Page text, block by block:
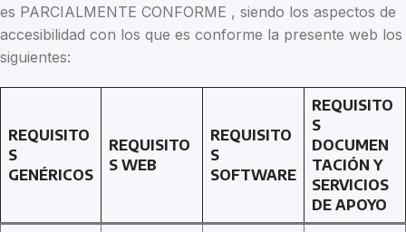
es PARCIALMENTE CONFORME , siendo los aspectos de
accesibilidad con los que es conforme la presente web los
siguientes:
REQUISITO
S
GENÉRICOS
REQUISITO
S WEB
REQUISITO
S
SOFTWARE
REQUISITO
S
DOCUMEN
TACIÓN Y
SERVICIOS
DE APOYO